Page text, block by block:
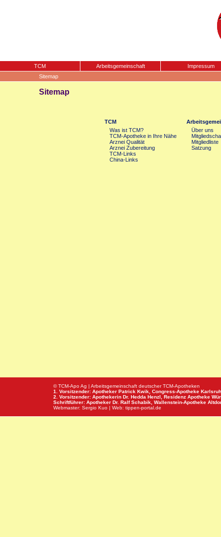
TCM Arbeitsgemeinschaft
Impressum
Sitemap
Sitemap
TCM
Was ist TCM?
TCM-Apotheke in Ihre Nähe
Arznei Qualität
Arznei Zubereitung
TCM-Links
China-Links
Über uns
Mitgliedliste
Satzung
© TCM-Apo Ag | Arbeitsgemeinschaft deutscher TCM-Apotheken
1. Vorsitzender: Apotheker Patrick Kwik, Congress-Apotheke
2. Vorsitzender: Apothekerin Dr. Hedda Henzl, Residenz Apotheke
Schriftführer: Apotheker Dr. Ralf Schabik, Wallenstein-Apotheke
Webmaster: Sergio Kuo | Web: tippen-portal.de